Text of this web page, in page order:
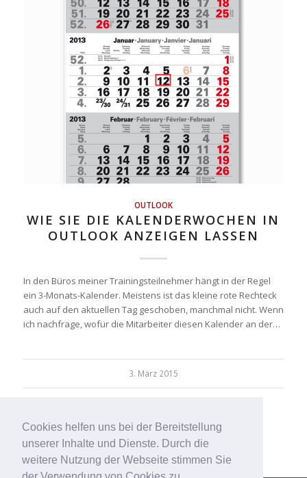
Cookies helfen uns bei der Bereitstellung
unserer Inhalte und Dienste. Durch die
weitere Nutzung der Webseite stimmen Sie
OUTLOOK
WIE SIE DIE KALENDERWOCHEN IN
OUTLOOK ANZEIGEN LASSEN
In den Büros meiner Trainingsteilnehmer hängt in der Regel
ein 3-Monats-Kalender. Meistens ist das kleine rote Rechteck
auch auf den aktuellen Tag geschoben, manchmal nicht. Wenn
ich nachfrage, wofür die Mitarbeiter diesen Kalender an der…
3. März 2015